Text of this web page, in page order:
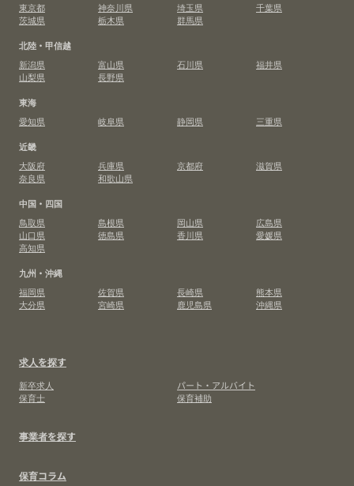
東京都
神奈川県 埼玉県
千葉県
茨城県
栃木県
群馬県
北陸・甲信越
新潟県
富山県 石川県
福井県
山梨県
長野県
東海
愛知県
岐阜県 静岡県
三重県
近畿
大阪府
兵庫県 京都府
滋賀県
奈良県
和歌山県
中国・四国
鳥取県
島根県 岡山県
広島県
山口県
徳島県 香川県
愛媛県
高知県
九州・沖縄
福岡県
佐賀県 長崎県
熊本県
大分県
宮崎県 鹿児島県 沖縄県
求人を探す
新卒求人
パート・アルバイト
保育士
保育補助
事業者を探す
保育コラム